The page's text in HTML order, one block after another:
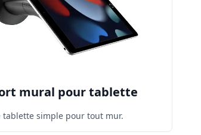
mural pour tablette
tablette simple pour tout mur.